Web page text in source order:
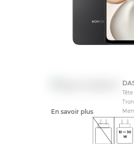
En savoir plus
Tête
10—30
W